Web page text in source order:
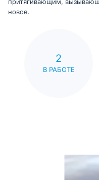
притягивающим,
новое.
2
В РАБОТЕ